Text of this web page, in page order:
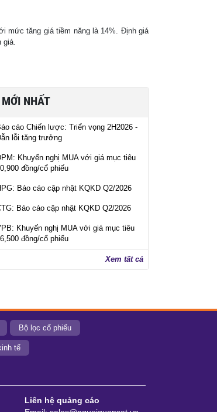
mức tăng giá tiềm năng là 14%. Định giá
giá.
NHẤT
cáo Chiến lược: Triển vọng 2H2026 -
lỗi tăng trưởng
Khuyến nghị MUA với giá mục tiêu
đồng/cổ phiếu
Báo cáo cập nhật KQKD Q2/2026
Báo cáo cập nhật KQKD Q2/2026
Khuyến nghị MUA với giá mục tiêu
đồng/cổ phiếu
Xem tất cả
Bộ lọc cổ phiếu
tế
Liên hệ quảng cáo